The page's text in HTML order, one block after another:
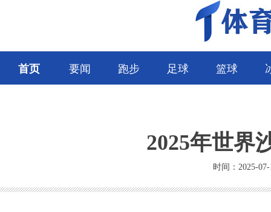
首页 要闻 跑步 足球 篮球
2025年世界
时间：2025-07-